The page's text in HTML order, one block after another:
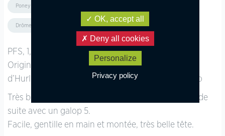
Poney Français de Selle
Drôme (Auvergne-Rhône-Alpes)
PFS, 1,47 m, potentiel P Élite / As2
Origines : Flamingo Sereld’hel, Pfs et Muscade
d’Hurl’Vent, Pfs par Naughty van Graaf Janshof, Co
Très belle ponette prête pour faire P1 / P Élite tout de
suite avec un galop 5.
Facile, gentille en main et montée, très belle tête.
OK, accept all
Deny all cookies
Personalize
Privacy policy